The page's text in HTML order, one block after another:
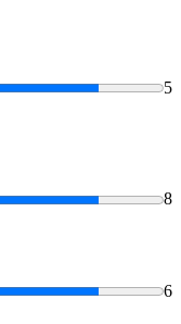
5
8
6